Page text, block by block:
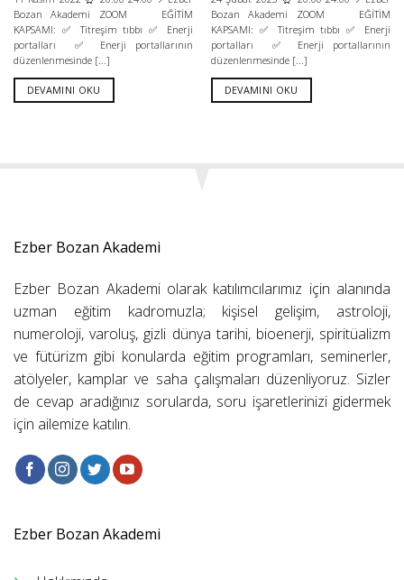
Bozan Akademi ZOOM EĞİTİM
KAPSAMI: ✅ Titreşim tıbbı ✅ Enerji
portalları ✅ Enerji portallarının
düzenlenmesinde [...]
DEVAMINI OKU
Bozan Akademi ZOOM EĞİTİM
KAPSAMI: ✅ Titreşim tıbbı ✅ Enerji
portalları ✅ Enerji portallarının
düzenlenmesinde [...]
DEVAMINI OKU
Ezber Bozan Akademi
Ezber Bozan Akademi olarak katılımcılarımız için alanında
uzman eğitim kadromuzla; kişisel gelişim, astroloji,
numeroloji, varoluş, gizli dünya tarihi, bioenerji, spiritüalizm
ve fütürizm gibi konularda eğitim programları, seminerler,
atölyeler, kamplar ve saha çalışmaları düzenliyoruz. Sizler
de cevap aradığınız sorularda, soru işaretlerinizi gidermek
için ailemize katılın.
Ezber Bozan Akademi